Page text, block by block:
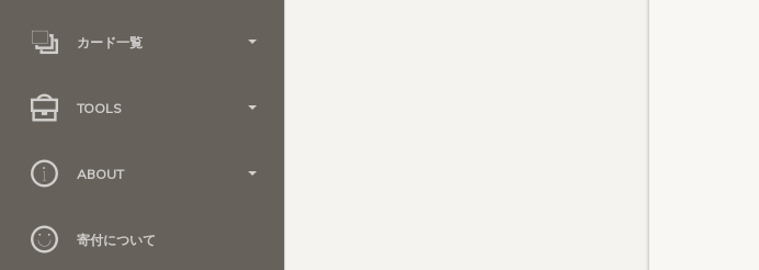
カード一覧
TOOLS
ABOUT
寄付について